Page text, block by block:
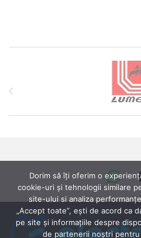
Dorim să îți oferim o
cookie-uri și tehnologii similare
site-ului si analiza
„Accept toate”, ești de acord ca
pe site și informațiile despre
de partenerii noștri